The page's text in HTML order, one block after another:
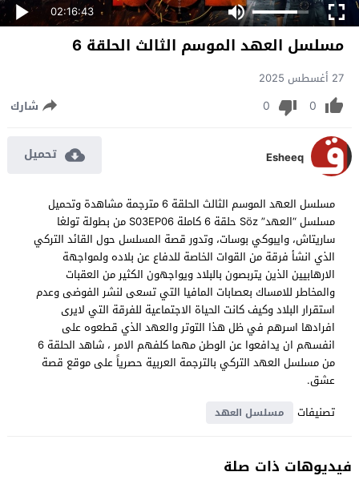
02:16:43
مسلسل العهد الموسم الثالث الحلقة 6
27 أغسطس 2025
0
0 شارك
Esheeq تحميل
مسلسل العهد الموسم الثالث الحلقة 6 مترجمة مشاهدة وتحميل
مسلسل “العهد” Söz حلقة 6 كاملة S03EP06 من بطولة تولغا
ساريتاش، وايبوكي بوسات، وتدور قصة المسلسل حول القائد التركي
الذي انشأ فرقة من القوات الخاصة للدفاع عن بلاده ولمواجهة
الارهابيين الذين يتربصون بالبلاد ويواجهون الكثير من العقبات
والمخاطر للامساك بعصابات المافيا التي تسعى لنشر الفوضى وعدم
استقرار البلاد وكيف كانت الحياة الاجتماعية للفرقة التي لايرى
افرادها اسرهم في ظل هذا التوتر والعهد الذي قطعوه على
انفسهم ان يدافعوا عن الوطن مهما كلفهم الامر ، شاهد الحلقة 6
من مسلسل العهد التركي بالترجمة العربية حصرياً على موقع قصة
عشق.
تصنيفات
مسلسل العهد
فيديوهات ذات صلة